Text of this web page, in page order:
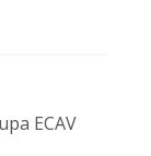
ECAV